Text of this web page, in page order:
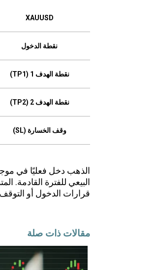
XAUUSD
نقطة الدخول
نقطة الهدف 1 (TP1)
نقطة الهدف 2 (TP2)
وقف الخسارة (SL)
قرارات الدخول أو
مقالات ذات صلة